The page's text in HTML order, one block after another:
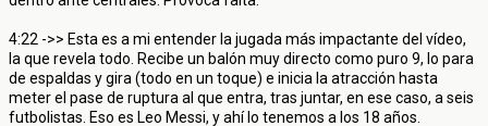
4:22 ->> Esta es a mi entender la jugada más impactante del vídeo,
la que revela todo. Recibe un balón muy directo como puro 9, lo para
de espaldas y gira (todo en un toque) e inicia la atracción hasta
meter el pase de ruptura al que entra, tras juntar, en ese caso, a seis
futbolistas. Eso es Leo Messi, y ahí lo tenemos a los 18 años.